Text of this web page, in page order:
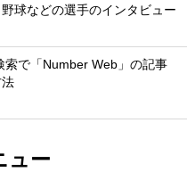
球などの選手のインタビュー
索で「Number Web」の記事
ュー